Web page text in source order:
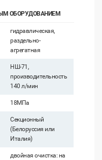
ОБОРУДОВАНИЕМ
гидравлическая,
раздельно-
агрегатная
НШ-71,
производительность
140 л/мин
18МПа
Секционный
(Белоруссия или
Италия)
двойная очистка: на